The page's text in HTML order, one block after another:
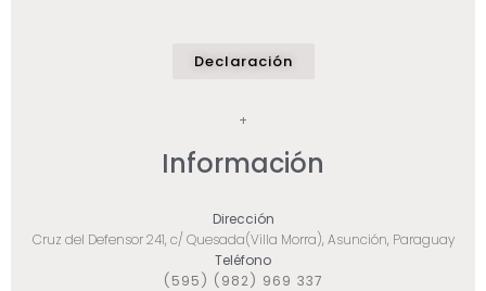
Declaración
+
Información
Dirección
Cruz del Defensor 241, c/ Quesada(Villa Morra), Asunción, Paraguay
Teléfono
(595) (982) 969 337